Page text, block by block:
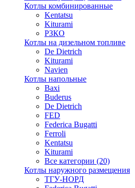
Котлы комбинированные
Kentatsu
Kiturami
РЗКО
Котлы на дизельном топливе
De Dietrich
Kiturami
Navien
Котлы напольные
Baxi
Buderus
De Dietrich
FED
Federica Bugatti
Ferroli
Kentatsu
Kiturami
Все категории (20)
Котлы наружного размещения
ТГУ-НОРД